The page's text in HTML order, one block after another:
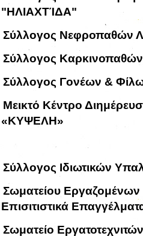
"ΗΛΙΑΧΤΊΔΑ"
Σύλλογος Νεφροπαθών
Σύλλογος
Σύλλογος Γονέων &
Μεικτό Κέντρο
«ΚΥΨΕΛΗ»
Σύλλογος Ιδιωτικών
Σωματείου Εργαζομένων
Επισιτιστικά
Σωματείο